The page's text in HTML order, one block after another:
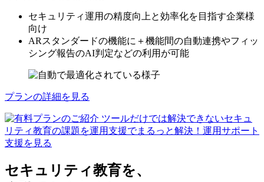
セキュリティ運用の精度向上と効率化を目指す企業様
向け
ARスタンダードの機能に＋機能間の自動連携やフィッ
シング報告のAI判定などの利用が可能
プランの詳細を見る
セキュリティ教育を、